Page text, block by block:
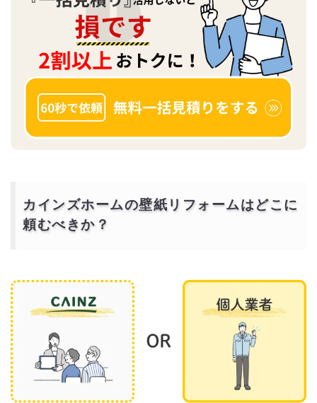
カインズホームの壁紙リフォームはどこに
頼むべきか？